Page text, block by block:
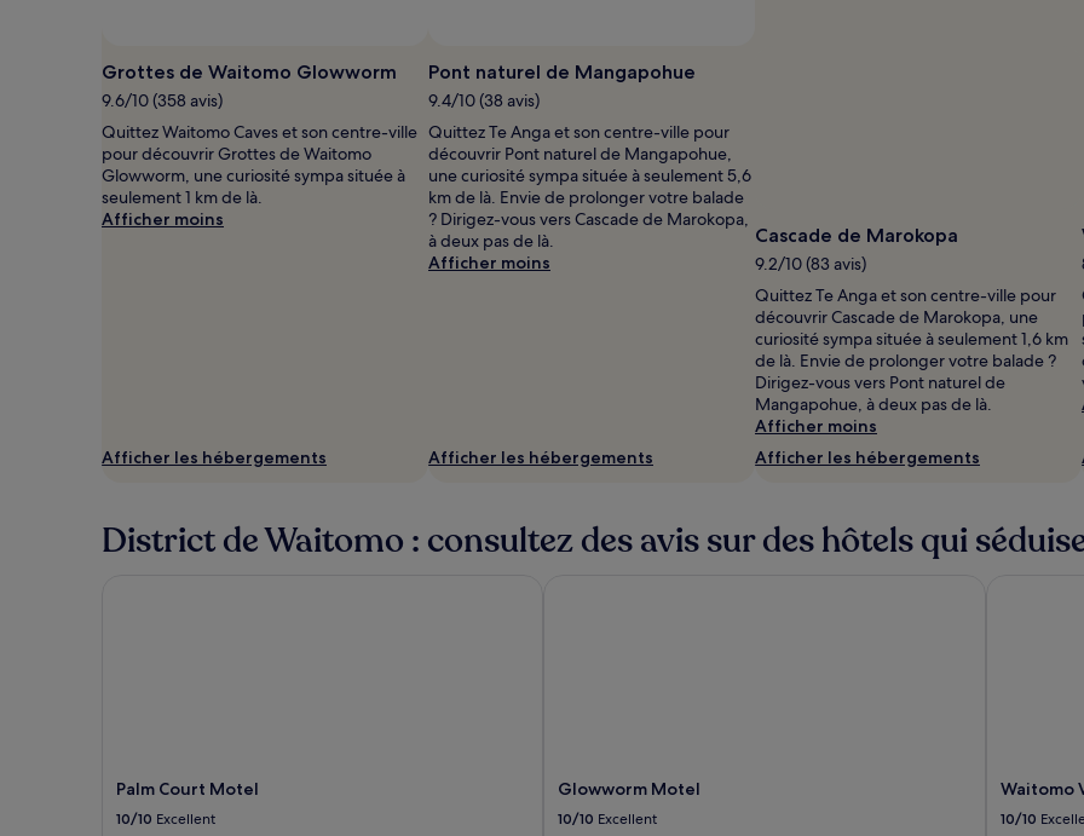
libre
de
droits
prise
par
Jerrah
Biggerstaff
Grottes de Waitomo Glowworm
9.6/10 (358 avis)
Quittez Waitomo Caves et son centre-ville
pour découvrir Grottes de Waitomo
Glowworm, une curiosité sympa située à
seulement 1 km de là.
Afficher moins
Afficher les hébergements
BL
Ltd
Pont naturel de Mangapohue
9.4/10 (38 avis)
Quittez Te Anga et son centre-ville pour
découvrir Pont naturel de Mangapohue,
une curiosité sympa située à seulement 5,6
km de là. Envie de prolonger votre balade
? Dirigez-vous vers Cascade de Marokopa,
à deux pas de là.
Afficher moins
Afficher les hébergements
Cascade de Marokopa
9.2/10 (83 avis)
Quittez Te Anga et son centre-ville pour
découvrir Cascade de Marokopa, une
curiosité sympa située à seulement 1,6 km
de là. Envie de prolonger votre balade ?
Dirigez-vous vers Pont naturel de
Mangapohue, à deux pas de là.
Afficher moins
Afficher les hébergements
District de Waitomo : consultez des avis sur des hôtels qui
Palm Court Motel
10/10 Excellent
Glowworm Motel
10/10 Excellent
Waitomo
10/10